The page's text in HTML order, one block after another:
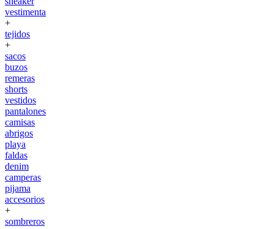
vestimenta
+
tejidos
+
sacos
buzos
remeras
shorts
vestidos
pantalones
camisas
abrigos
playa
faldas
denim
camperas
pijama
accesorios
+
sombreros